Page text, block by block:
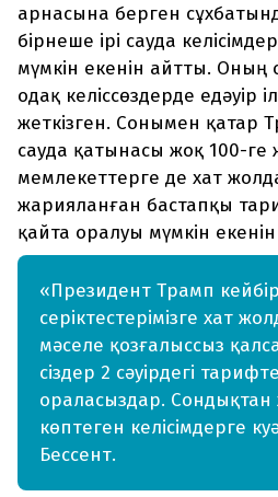
арнасына берген
бірнеше ірі сауда
мүмкін екенін айтты. Оның
одақ келіссөздерде едәуір
жеткізген. Сонымен қатар
сауда қатынасы жоқ 100-
мемлекеттерге де хат
жарияланған бастапқы
қайта оралуы мүмкін
«Президент Трамп
серіктестерімізге хат
мәселе қозғалыссыз
сіздер 2 сәуірдегі
ораласыздар.
көптеген келісімдерге
Бессент.